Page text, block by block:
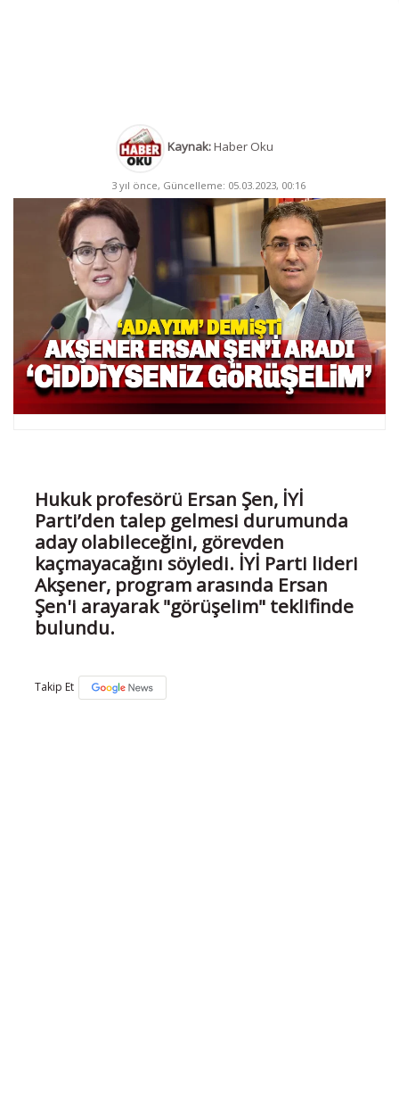
Kaynak:Haber Oku
3 yıl önce, Güncelleme: 05.03.2023, 00:16
Hukuk profesörü Ersan Şen, İYİ
Parti’den talep gelmesi durumunda
aday olabileceğini, görevden
kaçmayacağını söyledi. İYİ Parti lideri
Akşener, program arasında Ersan
Şen'i arayarak "görüşelim" teklifinde
bulundu.
Takip Et